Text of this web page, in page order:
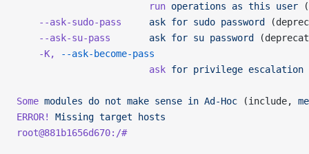
                        run
operations as this user
    --ask-sudo-pass
     ask
for sudo password
    --ask-su-pass
       ask
for su password
    -K,
--ask-become-pass
                        ask
for privilege escalation
Some modules do not make sense in Ad-Hoc (include,
ERROR!
Missing target hosts
root@881b1656d670:/#